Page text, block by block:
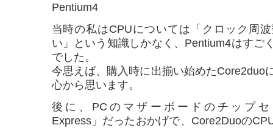
Pentium4
当時の私はCPUについては「クロック周
い」という知識しかなく、Pentium4はすご
でした。
今思えば、購入時に出揃い始めたCore2duo
心から思います。
後に、PCのマザーボードのチップセ
Express」だったおかげで、Core2Duoの